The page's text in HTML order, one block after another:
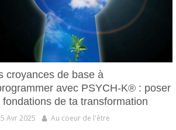
croyances de base à
avec PSYCH-K® : poser
fondations de ta transformation
Avr 2025 Au coeur de l'être